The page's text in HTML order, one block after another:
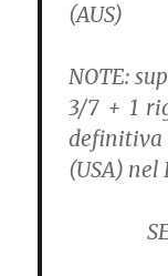
(AUS)
NOTE:
3/7 + 1
(USA) nel